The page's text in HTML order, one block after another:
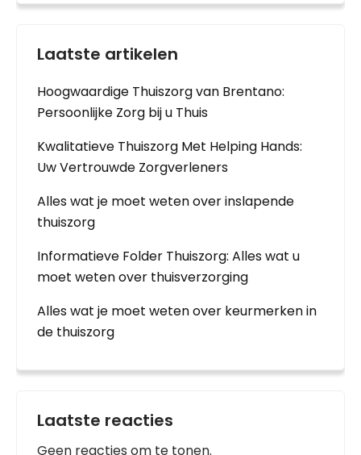
Laatste artikelen
Hoogwaardige Thuiszorg van Brentano:
Persoonlijke Zorg bij u Thuis
Kwalitatieve Thuiszorg Met Helping Hands:
Uw Vertrouwde Zorgverleners
Alles wat je moet weten over inslapende
thuiszorg
Informatieve Folder Thuiszorg: Alles wat u
moet weten over thuisverzorging
Alles wat je moet weten over keurmerken in
de thuiszorg
Laatste reacties
Geen reacties om te tonen.